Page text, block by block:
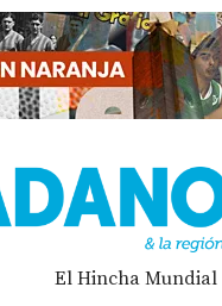
El Hincha Mundial